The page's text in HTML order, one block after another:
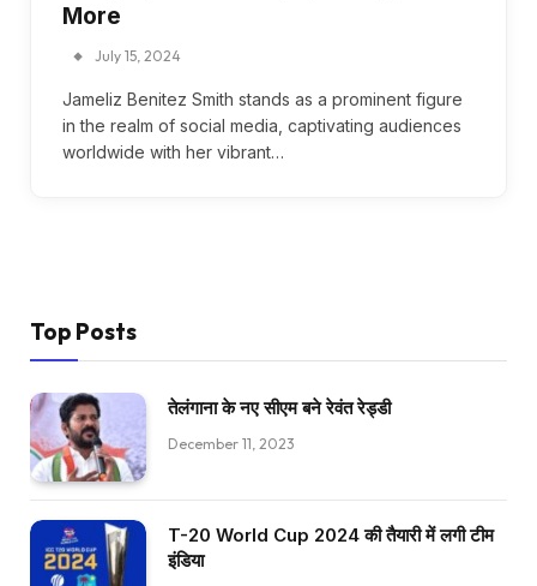
More
July 15, 2024
Jameliz Benitez Smith stands as a prominent figure
in the realm of social media, captivating audiences
worldwide with her vibrant…
Top Posts
तेलंगाना के नए सीएम बने रेवंत रेड्डी
December 11, 2023
T-20 World Cup 2024 की तैयारी में लगी टीम
इंडिया